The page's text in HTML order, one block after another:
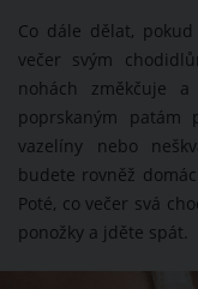
Co dále dělat,
večer svým
nohách změkčuje
poprskaným patám
vazelíny nebo
budete rovněž
Poté, co večer svá
ponožky a jděte spát.